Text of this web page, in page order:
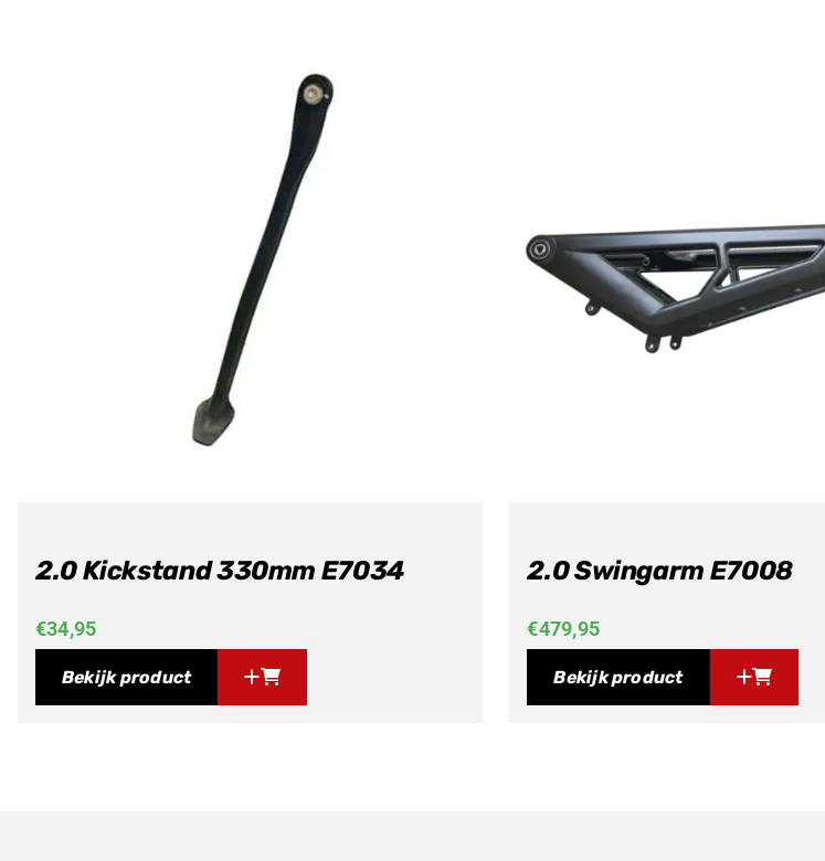
2.0 Kickstand 330mm E7034
€34,95
Bekijk product
2.0 Swingarm E7008
€479,95
Bekijk product